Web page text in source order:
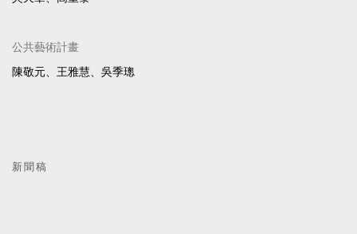
公共藝術計畫
陳敬元、王雅慧、吳季璁
新聞稿